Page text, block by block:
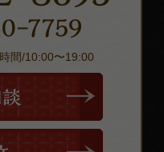
間/10:00〜19:00